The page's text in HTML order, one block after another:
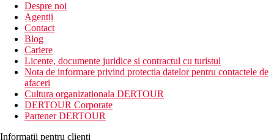
newsletter!
Despre noi
Agentii
Contact
Blog
Cariere
Licente, documente juridice si contractul cu turistul
Nota de informare privind protectia datelor pentru contactele de
afaceri
Cultura organizationala DERTOUR
DERTOUR Corporate
Partener DERTOUR
Informatii pentru clienti